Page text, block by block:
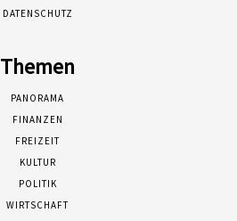
DATENSCHUTZ
Themen
PANORAMA
FINANZEN
FREIZEIT
KULTUR
POLITIK
WIRTSCHAFT